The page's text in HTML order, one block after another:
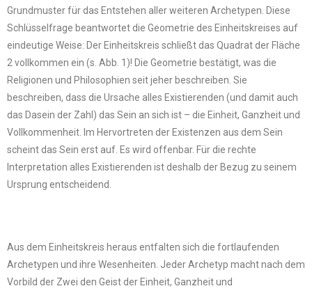
Grundmuster für das Entstehen aller weiteren Archetypen. Diese
Schlüsselfrage beantwortet die Geometrie des Einheitskreises auf
eindeutige Weise: Der Einheitskreis schließt das Quadrat der Fläche
2 vollkommen ein (s. Abb. 1)! Die Geometrie bestätigt, was die
Religionen und Philosophien seit jeher beschreiben. Sie
beschreiben, dass die Ursache alles Existierenden (und damit auch
das Dasein der Zahl) das Sein an sich ist – die Einheit, Ganzheit und
Vollkommenheit. Im Hervortreten der Existenzen aus dem Sein
scheint das Sein erst auf. Es wird offenbar. Für die rechte
Interpretation alles Existierenden ist deshalb der Bezug zu seinem
Ursprung entscheidend.
Aus dem Einheitskreis heraus entfalten sich die fortlaufenden
Archetypen und ihre Wesenheiten. Jeder Archetyp macht nach dem
Vorbild der Zwei den Geist der Einheit, Ganzheit und